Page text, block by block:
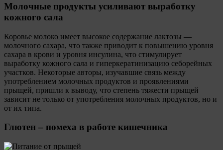
Молочные продукты усиливают выработку
кожного сала
Коровье молоко имеет высокое содержание лактозы —
молочного сахара, что также приводит к повышению уровня
сахара в крови и уровня инсулина, что стимулирует
выработку кожного сала и гиперкератинизацию себорейных
участков. Некоторые авторы, изучавшие связь между
употреблением молочных продуктов и проявлениями
прыщей, пришли к выводу, что степень тяжести прыщей
зависит не только от употребления молочных продуктов, но и
от их типа.
Глютен – помеха в работе кишечника